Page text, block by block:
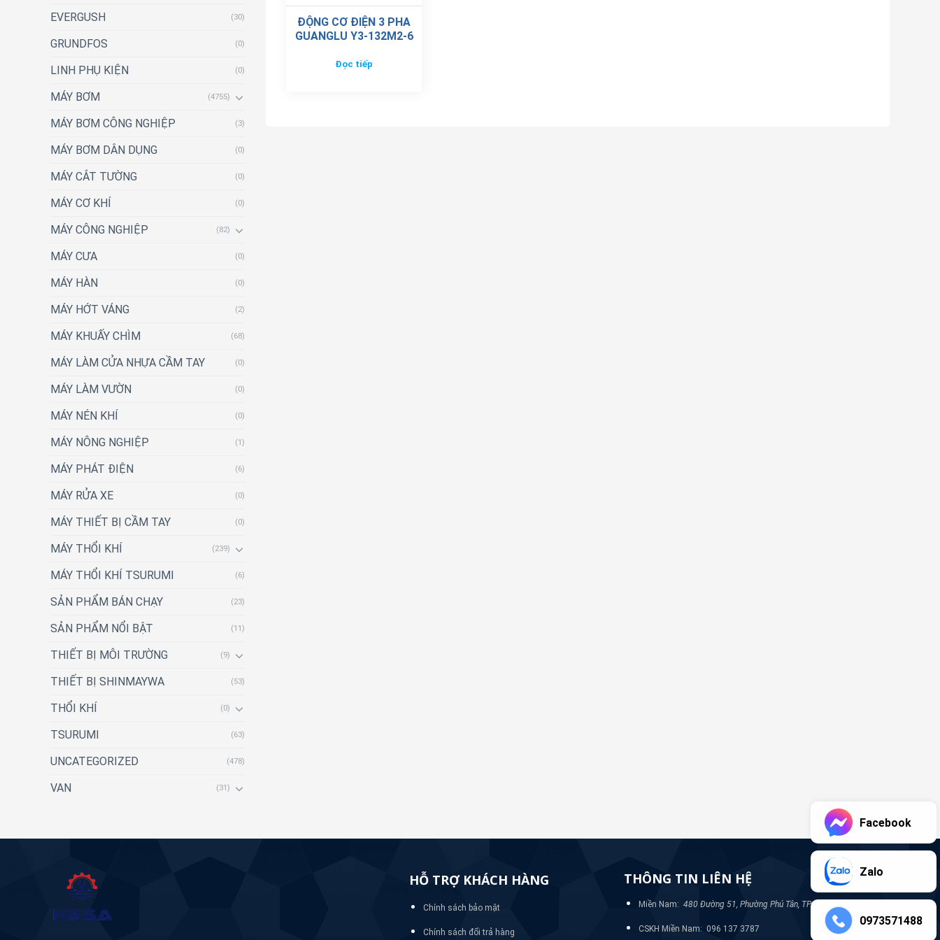
EVERGUSH (30)
GRUNDFOS (0)
LINH PHỤ KIỆN (0)
MÁY BƠM (4755)
MÁY BƠM CÔNG NGHIỆP (3)
MÁY BƠM DÂN DỤNG (0)
MÁY CẮT TƯỜNG (0)
MÁY CƠ KHÍ (0)
MÁY CÔNG NGHIỆP (82)
MÁY CƯA (0)
MÁY HÀN (0)
MÁY HỚT VÁNG (2)
MÁY KHUẤY CHÌM (68)
MÁY LÀM CỬA NHỰA CẦM TAY (0)
MÁY LÀM VƯỜN (0)
MÁY NÉN KHÍ (0)
MÁY NÔNG NGHIỆP (1)
MÁY PHÁT ĐIỆN (6)
MÁY RỬA XE (0)
MÁY THIẾT BỊ CẦM TAY (0)
MÁY THỔI KHÍ (239)
MÁY THỔI KHÍ TSURUMI (6)
SẢN PHẨM BÁN CHẠY (23)
SẢN PHẨM NỔI BẬT (11)
THIẾT BỊ MÔI TRƯỜNG (9)
THIẾT BỊ SHINMAYWA (53)
THỔI KHÍ (0)
TSURUMI (63)
UNCATEGORIZED (478)
VAN (31)
ĐỘNG CƠ ĐIỆN 3 PHA
GUANGLU Y3-132M2-6
Đọc tiếp
HỖ TRỢ KHÁCH HÀNG
Chính sách bảo mật
Chính sách đổi trả hàng
THÔNG TIN LIÊN HỆ
Miền Nam: 480 Đường 51, Phường Phú Tân, TP Bình Dương
CSKH Miền Nam: 096 137 3787
Facebook
Zalo
0973571488